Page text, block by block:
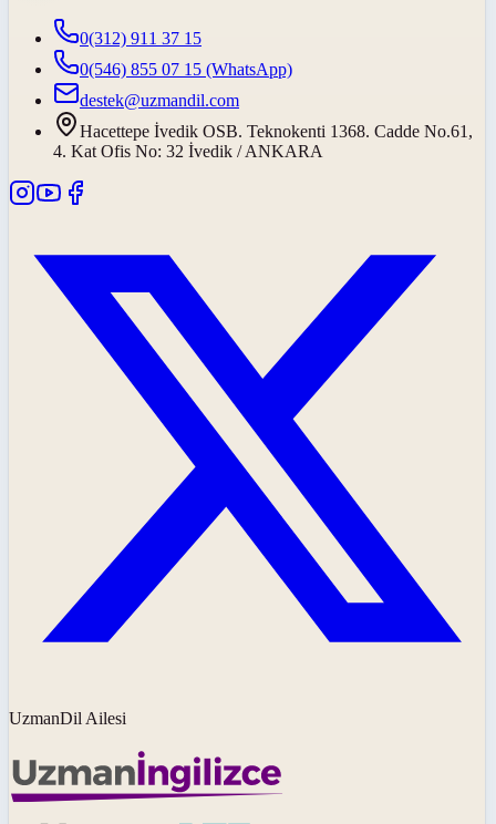
0(312) 911 37 15
0(546) 855 07 15 (WhatsApp)
destek@uzmandil.com
Hacettepe İvedik OSB. Teknokenti 1368. Cadde No.61,
4. Kat Ofis No: 32 İvedik / ANKARA
UzmanDil Ailesi